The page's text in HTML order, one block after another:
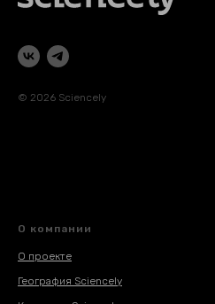
© 2026 Sciencely
О компании
О проекте
География Sciencely